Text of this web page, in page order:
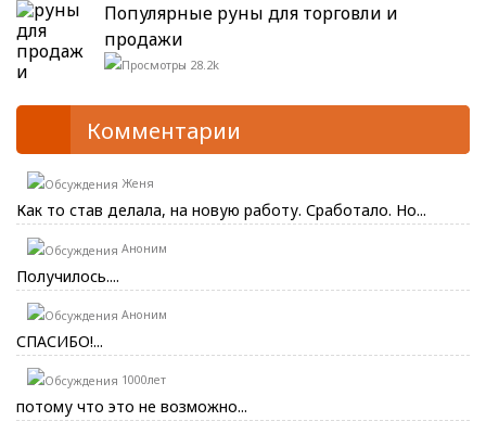
Популярные руны для торговли и
продажи
28.2k
Комментарии
Женя
Как то став делала, на новую работу. Сработало. Но...
Аноним
Получилось....
Аноним
СПАСИБО!...
1000лет
потому что это не возможно...